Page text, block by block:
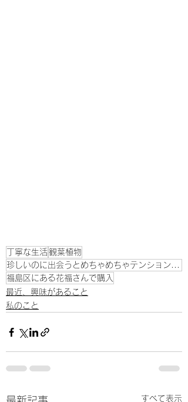
丁寧な生活観葉植物
珍しいのに出会うとめちゃめちゃテンション上がります
福島区にある花福さんで購入
最近、興味があること
私のこと
すべて表示